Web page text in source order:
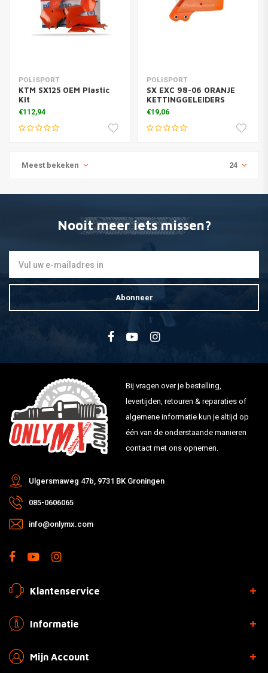
POLISPORT
KTM SX125 OEM Plastic
Kit
€112,94
POLISPORT
SX EXC 98-06 ORANJE
KETTINGGELEIDERS
€19,06
Meest bekeken 24
Nooit meer iets missen?
Abonneer
Bij vragen over je bestelling,
levertijden, retouren & reparaties of
algemene informatie kun je altijd op
één van de onderstaande manieren
contact met ons opnemen.
Ulgersmaweg 47b, 9731 BK Groningen
085-0606065
info@onlymx.com
Klantenservice
Informatie
Mijn Account